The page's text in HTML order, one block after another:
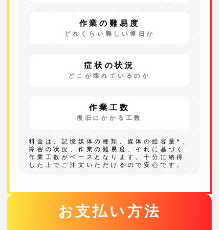
作業の難易度
どれくらい難しい復旧か
症状の状況
どこが壊れているのか
作業工数
復旧にかかる工数
料金は、記憶媒体の種類、媒体の総容量*、
障害の状況、作業の難易度、それに基づく
作業工数がベースとなります。十分に納得
した上でご注文いただけるので安心です。
お支払い方法